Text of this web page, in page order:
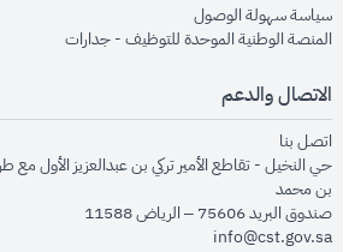
سياسة سهولة الوصولopens in new window
المنصة الوطنية الموحدة للتوظيف - جداراتwindow
الاتصال والدعم
اتصل بنا
حي النخيل - تقاطع الأمير تركي بن عبدالعزيز الأول مع
بن محمد
صندوق البريد 75606 – الرياض 11588
info@cst.gov.sa